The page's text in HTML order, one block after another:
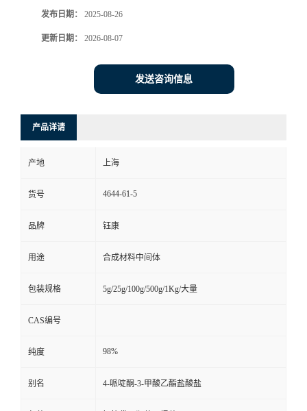
发布日期： 2025-08-26
更新日期： 2026-08-07
发送咨询信息
产品详请
产地 上海
货号 4644-61-5
品牌 钰康
用途 合成材料中间体
包装规格 5g/25g/100g/500g/1Kg/大量
CAS编号
纯度 98%
别名 4-哌啶酮-3-甲酸乙酯盐酸盐